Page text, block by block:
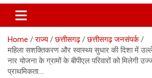
Home राज्य छत्तीसगढ़
छत्तीसगढ़ जनसंपर्क
महिला सशक्तिकरण और स्वास्थ्य सुधार की दिशा में
नार योजना के ग्रामों के बीपीएल परिवारों को मिलेगी
प्राथमिकता….